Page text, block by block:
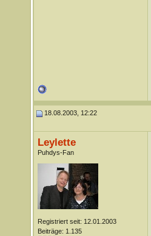
18.08.2003, 12:22
Leylette
Puhdys-Fan
Registriert seit: 12.01.2003
Beiträge: 1.135